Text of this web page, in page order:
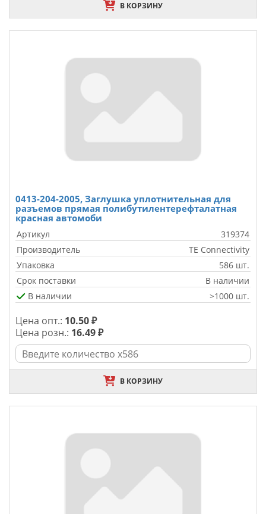
В КОРЗИНУ
0413-204-2005, Заглушка уплотнительная для
разъемов прямая полибутилентерефталатная
красная автомоби
Артикул
319374
Производитель
TE Connectivity
Упаковка
586 шт.
Срок поставки
В наличии
В наличии
>1000 шт.
Цена опт.: 10.50 ₽
Цена розн.: 16.49 ₽
В КОРЗИНУ